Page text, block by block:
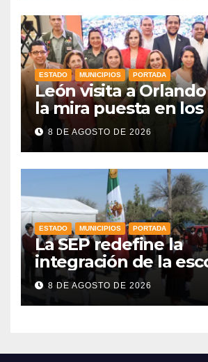
ESTADO MUNICIPIOS PORTADA
León visita a
la mira puesta en
de final
8 DE AGOSTO DE 2026
ESTADO MUNICIPIOS PORTADA
La SEP redefine la
integración de la
escolar prioritando la
inclusión
8 DE AGOSTO DE 2026